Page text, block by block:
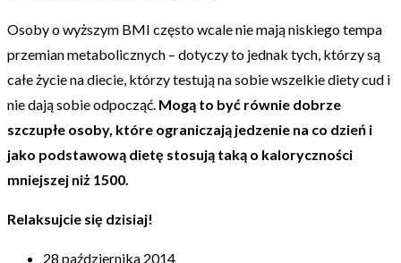
Osoby o wyższym BMI często wcale nie mają niskiego tempa
przemian metabolicznych – dotyczy to jednak tych, którzy są
całe życie na diecie, którzy testują na sobie wszelkie diety cud i
nie dają sobie odpocząć. Mogą to być równie dobrze
szczupłe osoby, które ograniczają jedzenie na co dzień i
jako podstawową dietę stosują taką o kaloryczności
mniejszej niż 1500.
Relaksujcie się dzisiaj!
28 października 2014